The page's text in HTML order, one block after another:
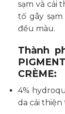
sạm và cải
tố gây
đều màu.
Thành
CRÈME:
4%
da cải thiện